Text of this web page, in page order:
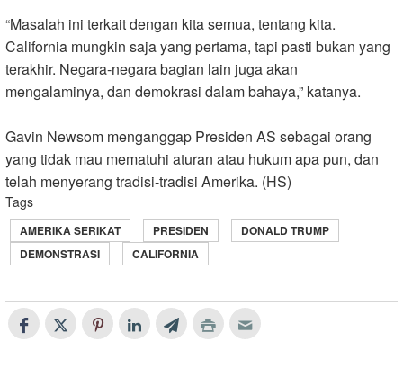
“Masalah ini terkait dengan kita semua, tentang kita.
California mungkin saja yang pertama, tapi pasti bukan yang
terakhir. Negara-negara bagian lain juga akan
mengalaminya, dan demokrasi dalam bahaya,” katanya.
Gavin Newsom menganggap Presiden AS sebagai orang
yang tidak mau mematuhi aturan atau hukum apa pun, dan
telah menyerang tradisi-tradisi Amerika. (HS)
Tags
AMERIKA SERIKAT PRESIDEN
DONALD TRUMP
DEMONSTRASI
CALIFORNIA